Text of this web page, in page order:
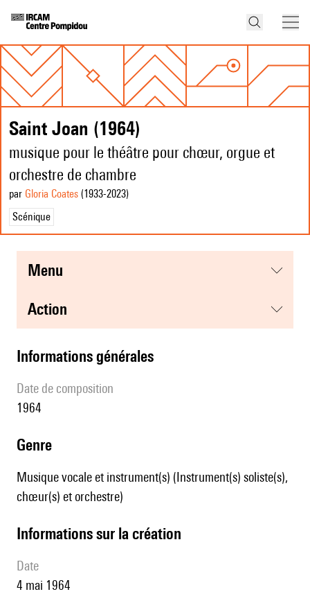
Saint Joan (1964)
musique pour le théâtre pour chœur, orgue et
orchestre de chambre
par Gloria Coates (1933-2023)
Scénique
menu
action
informations générales
date de composition
1964
genre
Musique vocale et instrument(s) (Instrument(s) soliste(s),
chœur(s) et orchestre)
informations sur la création
date
4 mai 1964